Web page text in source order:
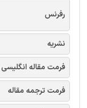
رفرنس
نشریه
فرمت مقاله انگلیسی
فرمت ترجمه مقاله